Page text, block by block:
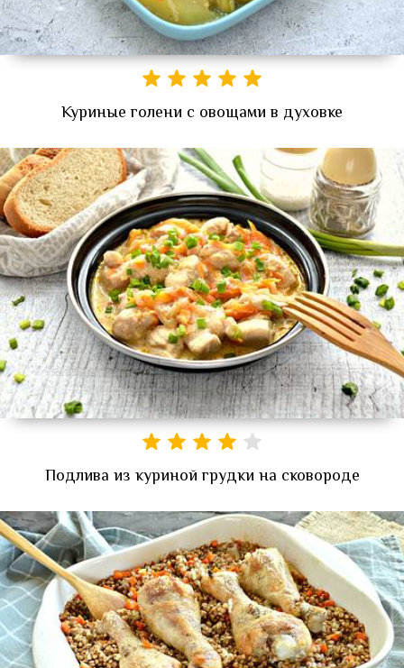
Куриные голени с овощами в духовке
Подлива из куриной грудки на сковороде